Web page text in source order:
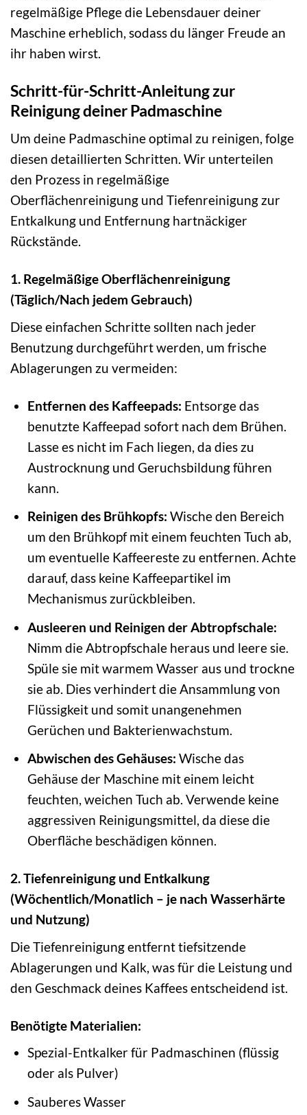
regelmäßige Pflege die Lebensdauer deiner
Maschine erheblich, sodass du länger Freude an
ihr haben wirst.
Schritt-für-Schritt-Anleitung zur
Reinigung deiner Padmaschine
Um deine Padmaschine optimal zu reinigen, folge
diesen detaillierten Schritten. Wir unterteilen
den Prozess in regelmäßige
Oberflächenreinigung und Tiefenreinigung zur
Entkalkung und Entfernung hartnäckiger
Rückstände.
1. Regelmäßige Oberflächenreinigung
(Täglich/Nach jedem Gebrauch)
Diese einfachen Schritte sollten nach jeder
Benutzung durchgeführt werden, um frische
Ablagerungen zu vermeiden:
Entfernen des Kaffeepads: Entsorge das
benutzte Kaffeepad sofort nach dem Brühen.
Lasse es nicht im Fach liegen, da dies zu
Austrocknung und Geruchsbildung führen
kann.
Reinigen des Brühkopfs: Wische den Bereich
um den Brühkopf mit einem feuchten Tuch ab,
um eventuelle Kaffeereste zu entfernen. Achte
darauf, dass keine Kaffeepartikel im
Mechanismus zurückbleiben.
Ausleeren und Reinigen der Abtropfschale:
Nimm die Abtropfschale heraus und leere sie.
Spüle sie mit warmem Wasser aus und trockne
sie ab. Dies verhindert die Ansammlung von
Flüssigkeit und somit unangenehmen
Gerüchen und Bakterienwachstum.
Abwischen des Gehäuses: Wische das
Gehäuse der Maschine mit einem leicht
feuchten, weichen Tuch ab. Verwende keine
aggressiven Reinigungsmittel, da diese die
Oberfläche beschädigen können.
2. Tiefenreinigung und Entkalkung
(Wöchentlich/Monatlich – je nach Wasserhärte
und Nutzung)
Die Tiefenreinigung entfernt tiefsitzende
Ablagerungen und Kalk, was für die Leistung und
den Geschmack deines Kaffees entscheidend ist.
Benötigte Materialien:
Spezial-Entkalker für Padmaschinen (flüssig
oder als Pulver)
Sauberes Wasser